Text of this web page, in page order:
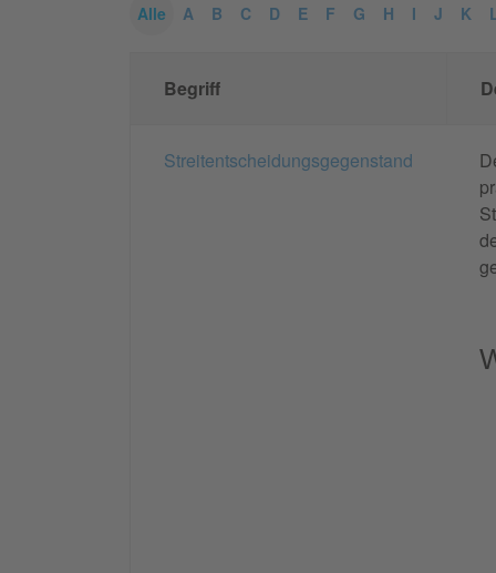
Alle A B C D E F G H I J K
Begriff
Streitentscheidungsgegenstand